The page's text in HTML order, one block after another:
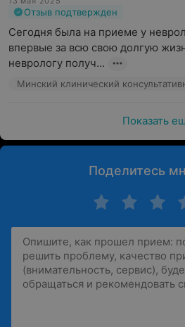
Отзыв подтвержден
Сегодня была на приеме у
впервые за всю свою долгую
неврологу получ...
Показать
Поделитесь